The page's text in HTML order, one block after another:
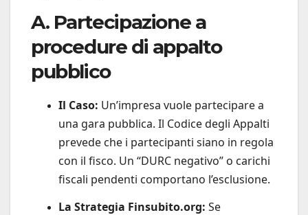
A. Partecipazione a
procedure di appalto
pubblico
Il Caso: Un’impresa vuole partecipare a
una gara pubblica. Il Codice degli Appalti
prevede che i partecipanti siano in regola
con il fisco. Un “DURC negativo” o carichi
fiscali pendenti comportano l’esclusione.
La Strategia Finsubito.org: Se